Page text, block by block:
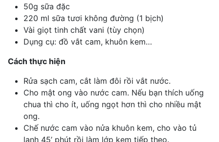
50g sữa đặc
220 ml sữa tươi không đường (1 bịch)
Vài giọt tinh chất vani (tùy chọn)
Dụng cụ: đồ vắt cam, khuôn kem…
Cách thực hiện
Rửa sạch cam, cắt làm đôi rồi vắt nước.
Cho mật ong vào nước cam. Nếu bạn thích uống
chua thì cho ít, uống ngọt hơn thì cho nhiều mật
ong.
Chế nước cam vào nửa khuôn kem, cho vào tủ
lạnh 45’ phút rồi làm lớp kem tiếp theo.